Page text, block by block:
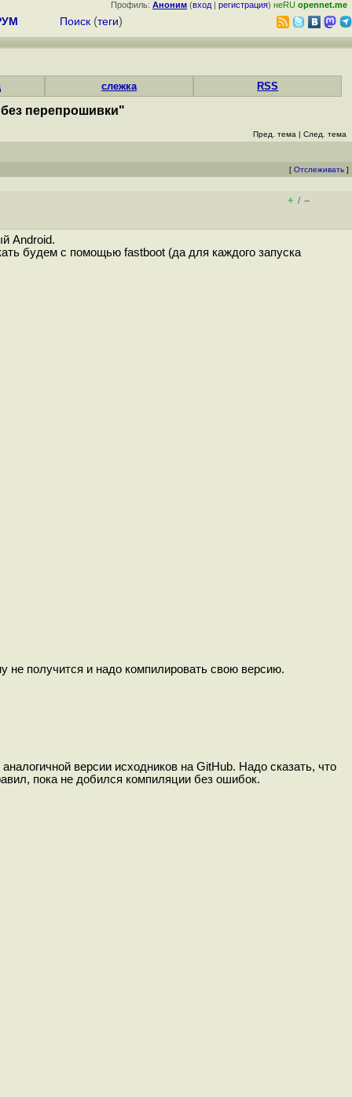
Профиль: Аноним (вход | регистрация) неRU opennet.me
Поиск (теги)
слежка RSS
перепрошивки"
Пред. тема | След. тема
[ Отслеживать ]
+ / –
Android.
будем с помощью fastboot (да для каждого запуска
не получится и надо компилировать свою версию.
версии исходников на GitHub. Надо сказать, что
пока не добился компиляции без ошибок.